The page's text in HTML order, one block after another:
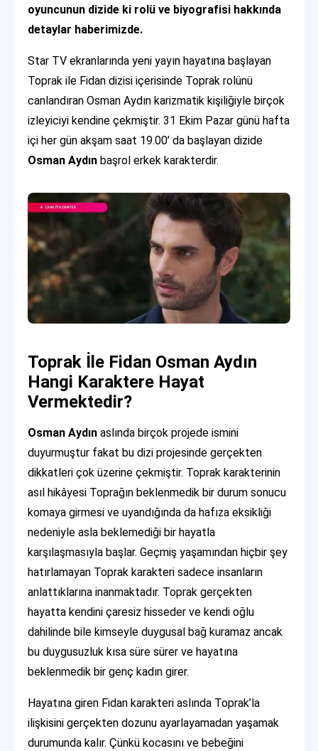
oyuncunun dizide ki rolü ve biyografisi hakkında
detaylar haberimizde.
Star TV ekranlarında yeni yayın hayatına başlayan
Toprak ile Fidan dizisi içerisinde Toprak rolünü
canlandıran Osman Aydın karizmatik kişiliğiyle birçok
izleyiciyi kendine çekmiştir. 31 Ekim Pazar günü hafta
içi her gün akşam saat 19.00’ da başlayan dizide
Osman Aydın başrol erkek karakterdir.
Toprak İle Fidan Osman Aydın
Hangi Karaktere Hayat
Vermektedir?
Osman Aydınaslında birçok projede ismini
duyurmuştur fakat bu dizi projesinde gerçekten
dikkatleri çok üzerine çekmiştir. Toprak karakterinin
asıl hikâyesi Toprağın beklenmedik bir durum sonucu
komaya girmesi ve uyandığında da hafıza eksikliği
nedeniyle asla beklemediği bir hayatla
karşılaşmasıyla başlar. Geçmiş yaşamından hiçbir şey
hatırlamayan Toprak karakteri sadece insanların
anlattıklarına inanmaktadır. Toprak gerçekten
hayatta kendini çaresiz hisseder ve kendi oğlu
dahilinde bile kimseyle duygusal bağ kuramaz ancak
bu duygusuzluk kısa süre sürer ve hayatına
beklenmedik bir genç kadın girer.
Hayatına giren Fidan karakteri aslında Toprak’la
ilişkisini gerçekten dozunu ayarlayamadan yaşamak
durumunda kalır. Çünkü kocasını ve bebeğini